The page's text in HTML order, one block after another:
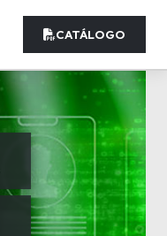
CATÁLOGO